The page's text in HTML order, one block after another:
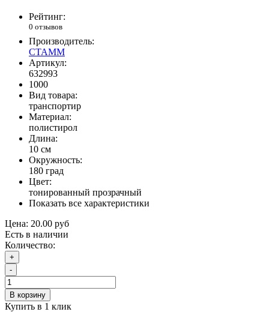
Рейтинг:
0 отзывов
Производитель:
СТАММ
Артикул:
632993
1000
Вид товара:
транспортир
Материал:
полистирол
Длина:
10 см
Окружность:
180 град
Цвет:
тонированный прозрачный
Показать все характеристики
Цена: 20.00 руб
Есть в наличии
Количество:
+
-
В корзину
Купить в 1 клик